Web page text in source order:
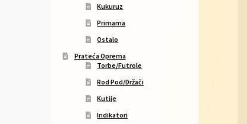
Kukuruz
Primama
Ostalo
Prateća Oprema
Torbe/Futrole
Rod Pod/Držači
Kutije
Indikatori